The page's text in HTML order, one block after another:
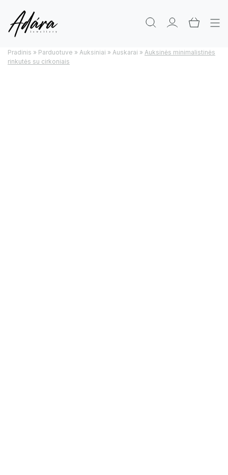
Pradinis » Parduotuve » Auksiniai » Auskarai » Auksinės minimalistinės
rinkutės su cirkoniais